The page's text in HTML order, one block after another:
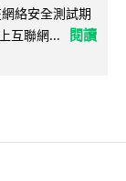
絡安全測試期
互聯網...
閱讀